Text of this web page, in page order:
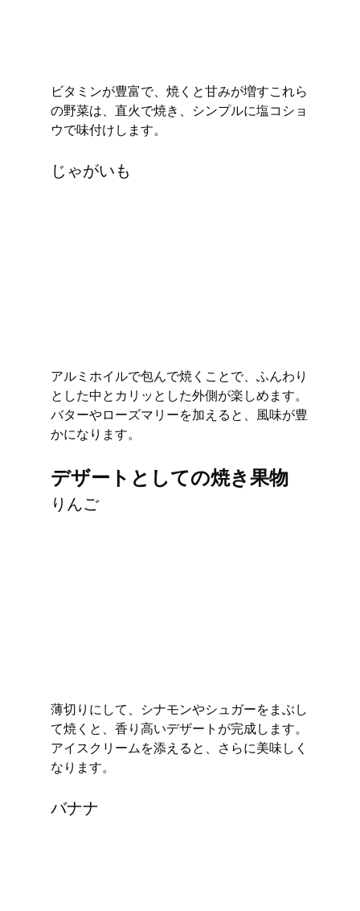
ビタミンが豊富で、焼くと甘みが増すこれら
の野菜は、直火で焼き、シンプルに塩コショ
ウで味付けします。
じゃがいも
アルミホイルで包んで焼くことで、ふんわり
とした中とカリッとした外側が楽しめます。
バターやローズマリーを加えると、風味が豊
かになります。
デザートとしての焼き果物
りんご
薄切りにして、シナモンやシュガーをまぶし
て焼くと、香り高いデザートが完成します。
アイスクリームを添えると、さらに美味しく
なります。
バナナ